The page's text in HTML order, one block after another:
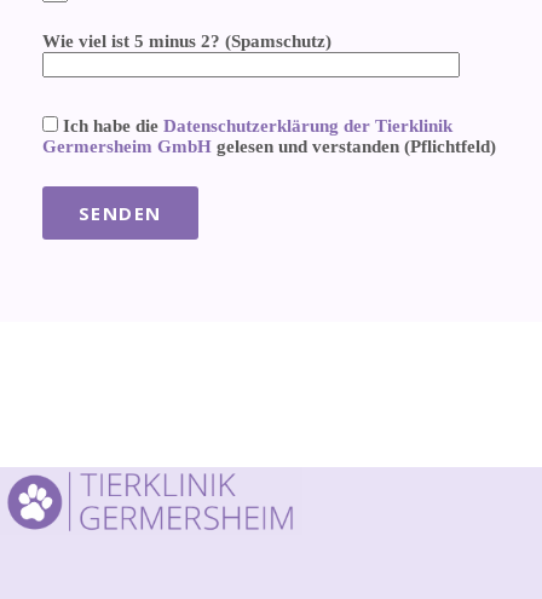
Wie viel ist 5 minus 2? (Spamschutz)
Ich habe die Datenschutzerklärung der Tierklinik
Germersheim GmbHgelesen und verstanden (Pflichtfeld)